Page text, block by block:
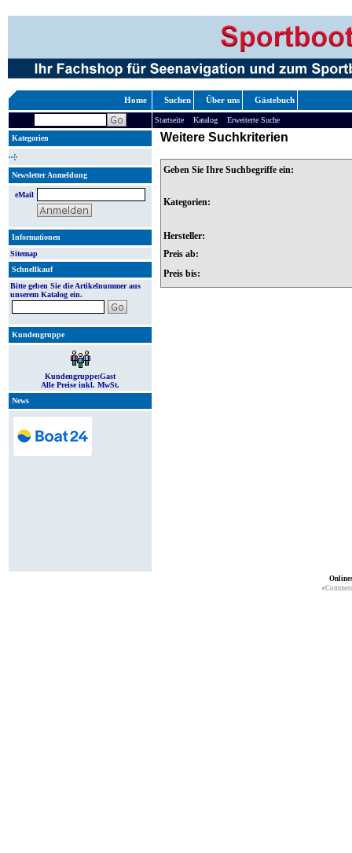
Home Suchen Über uns Gästebuch
Startseite » Katalog » Erweiterte Suche
Kategorien
Newsletter Anmeldung
eMail
Informationen
Sitemap
Schnellkauf
Bitte geben Sie die Artikelnummer aus
unserem Katalog ein.
Kundengruppe
Kundengruppe:Gast
Alle Preise inkl. MwSt.
News
Weitere Suchkriterien
Geben Sie Ihre Suchbegriffe ein:
Kategorien:
Hersteller:
Preis ab:
Preis bis: